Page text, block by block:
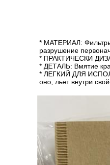
* МАТЕРИАЛ: Фильтры
разрушение
* ПРАКТИЧЕСКИ
* ДЕТАЛЬ: Вмятие
* ЛЕГКИЙ ДЛЯ
оно, льет внутри